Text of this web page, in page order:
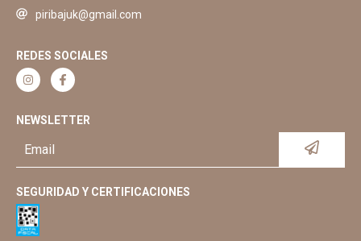
piribajuk@gmail.com
REDES SOCIALES
NEWSLETTER
SEGURIDAD Y CERTIFICACIONES